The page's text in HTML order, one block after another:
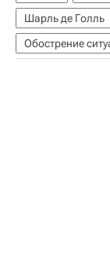
Шарль де Голль
Обострение